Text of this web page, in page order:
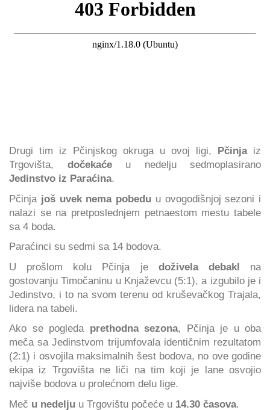
Drugi tim iz Pčinjskog okruga u ovoj ligi, Pčinja iz
Trgovišta, dočekaćeu nedelju sedmoplasirano
Jedinstvo iz Paraćina.
Pčinja još uvek nema pobedu u ovogodišnjoj sezoni i
nalazi se na pretposlednjem petnaestom mestu tabele
sa 4 boda.
Paraćinci su sedmi sa 14 bodova.
U prošlom kolu Pčinja je doživela debakl na
gostovanju Timočaninu u Knjaževcu (5:1), a izgubilo je i
Jedinstvo, i to na svom terenu od kruševačkog Trajala,
lidera na tabeli.
Ako se pogleda prethodna sezona, Pčinja je u oba
meča sa Jedinstvom trijumfovala identičnim rezultatom
(2:1) i osvojila maksimalnih šest bodova, no ove godine
ekipa iz Trgovišta ne liči na tim koji je lane osvojio
najviše bodova u prolećnom delu lige.
Meč u nedelju u Trgovištu počeće u 14.30 časova.